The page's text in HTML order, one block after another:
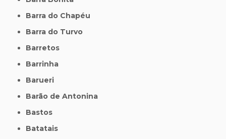
Barra do Chapéu
Barra do Turvo
Barretos
Barrinha
Barueri
Barão de Antonina
Bastos
Batatais